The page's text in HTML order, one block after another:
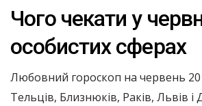
Чого чекати у
особистих сферах
Любовний гороскоп на червень
Тельців, Близнюків, Раків, Львів і